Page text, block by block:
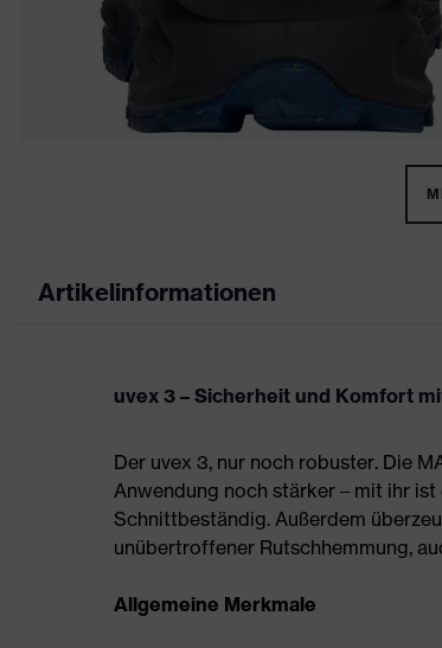
Artikelinformationen
uvex 3 – Sicherheit und Komfort
Der uvex 3, nur noch robuster. Die
Anwendung noch stärker – mit ihr
Schnittbeständig. Außerdem
unübertroffener Rutschhemmung,
Allgemeine Merkmale